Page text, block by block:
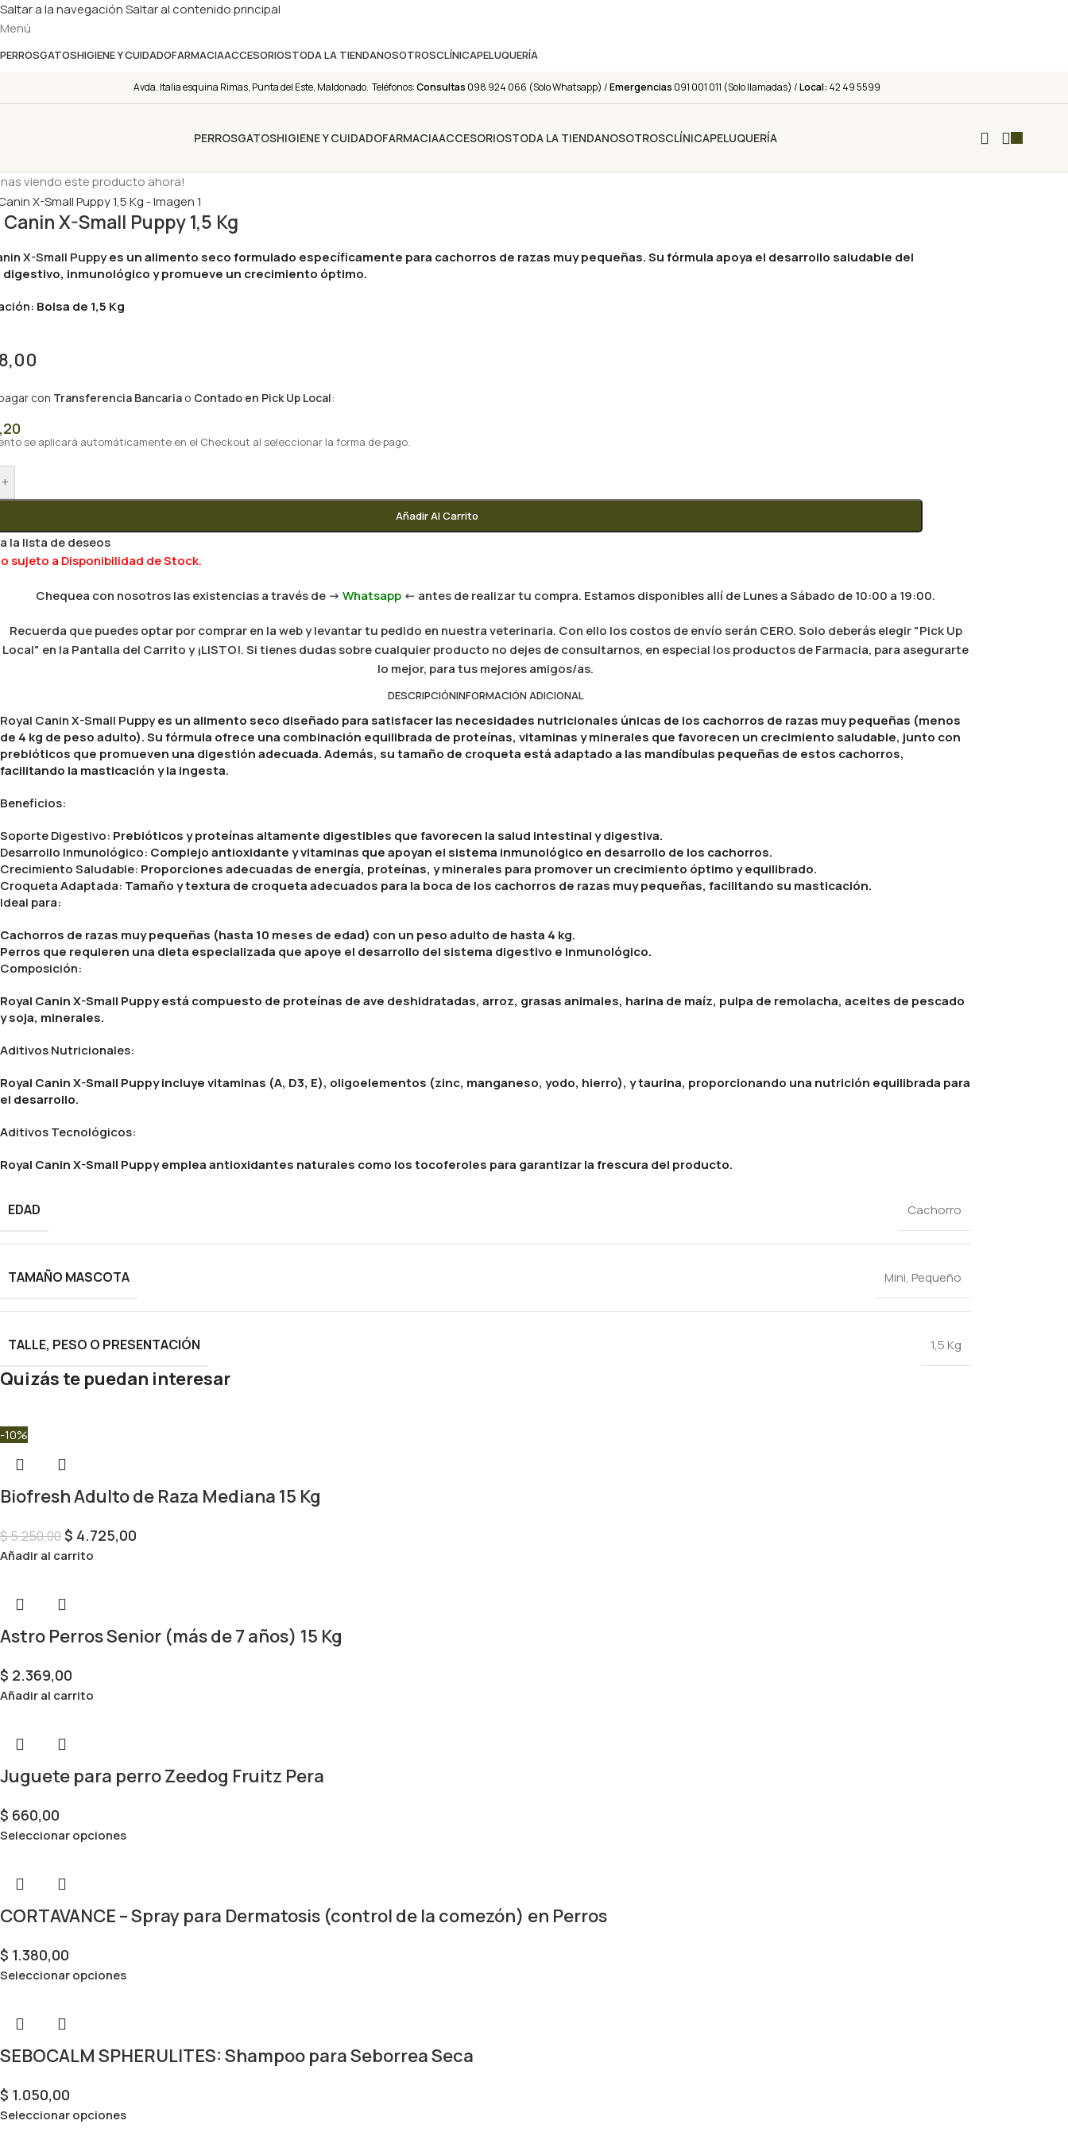
Saltar a la navegaciónSaltar al contenido principal
Menú
PERROSGATOSHIGIENE Y CUIDADOFARMACIAACCESORIOSTODA LA TIENDANOSOTROSCLÍNICAPELUQUERÍA
Avda. Italia esquina Rimas, Punta del Este, Maldonado. Teléfonos:Consultas 098 924 066 (Solo Whatsapp) /Emergencias 091 001 011 (Solo llamadas) /Local: 42 49 5599
PERROSGATOSHIGIENE Y CUIDADOFARMACIAACCESORIOSTODA LA TIENDANOSOTROSCLÍNICAPELUQUERÍA
viendo este producto ahora!
X-Small Puppy 1,5 Kg
X-Small Puppyes un alimento seco formulado específicamente para cachorros de razas muy pequeñas. Su fórmula apoya el desarrollo saludable del
inmunológico y promueve un crecimiento óptimo.
Bolsa de 1,5 Kg
con Transferencia Bancaria o Contado en Pick Up Local:
se aplicará automáticamente en el Checkout al seleccionar la forma de pago.
+
Añadir Al Carrito
la lista de deseos
sujeto a Disponibilidad de Stock.
Chequea con nosotros las existencias a través de -> Whatsapp <- antes de realizar tu compra. Estamos disponibles allí de Lunes a Sábado de 10:00 a 19:00.
Recuerda que puedes optar por comprar en la web y levantar tu pedido en nuestra veterinaria. Con ello los costos de envío serán CERO. Solo deberás elegir "Pick Up
Local" en la Pantalla del Carrito y ¡LISTO!. Si tienes dudas sobre cualquier producto no dejes de consultarnos, en especial los productos de Farmacia, para asegurarte
lo mejor, para tus mejores amigos/as.
DESCRIPCIÓNINFORMACIÓN ADICIONAL
Royal Canin X-Small Puppyes un alimento seco diseñado para satisfacer las necesidades nutricionales únicas de los cachorros de razas muy pequeñas (menos
de 4 kg de peso adulto). Su fórmula ofrece una combinación equilibrada de proteínas, vitaminas y minerales que favorecen un crecimiento saludable, junto con
prebióticos que promueven una digestión adecuada. Además, su tamaño de croqueta está adaptado a las mandíbulas pequeñas de estos cachorros,
facilitando la masticación y la ingesta.
Beneficios:
Soporte Digestivo: Prebióticos y proteínas altamente digestibles que favorecen la salud intestinal y digestiva.
Desarrollo Inmunológico: Complejo antioxidante y vitaminas que apoyan el sistema inmunológico en desarrollo de los cachorros.
Crecimiento Saludable: Proporciones adecuadas de energía, proteínas, y minerales para promover un crecimiento óptimo y equilibrado.
Croqueta Adaptada: Tamaño y textura de croqueta adecuados para la boca de los cachorros de razas muy pequeñas, facilitando su masticación.
Ideal para:
Cachorros de razas muy pequeñas (hasta 10 meses de edad) con un peso adulto de hasta 4 kg.
Perros que requieren una dieta especializada que apoye el desarrollo del sistema digestivo e inmunológico.
Composición:
Royal Canin X-Small Puppy está compuesto de proteínas de ave deshidratadas, arroz, grasas animales, harina de maíz, pulpa de remolacha, aceites de pescado
y soja, minerales.
Aditivos Nutricionales:
Royal Canin X-Small Puppy incluye vitaminas (A, D3, E), oligoelementos (zinc, manganeso, yodo, hierro), y taurina, proporcionando una nutrición equilibrada para
el desarrollo.
Aditivos Tecnológicos:
Royal Canin X-Small Puppy emplea antioxidantes naturales como los tocoferoles para garantizar la frescura del producto.
EDAD Cachorro
TAMAÑO MASCOTA Mini, Pequeño
TALLE, PESO O PRESENTACIÓN 1,5 Kg
Quizás te puedan interesar
-10%
Biofresh Adulto de Raza Mediana 15 Kg
$5.250,00$ 4.725,00
Añadir al carrito
Astro Perros Senior (más de 7 años) 15 Kg
$ 2.369,00
Añadir al carrito
Juguete para perro Zeedog Fruitz Pera
$ 660,00
Seleccionar opciones
CORTAVANCE – Spray para Dermatosis (control de la comezón) en Perros
$ 1.380,00
Seleccionar opciones
SEBOCALM SPHERULITES: Shampoo para Seborrea Seca
$ 1.050,00
Seleccionar opciones